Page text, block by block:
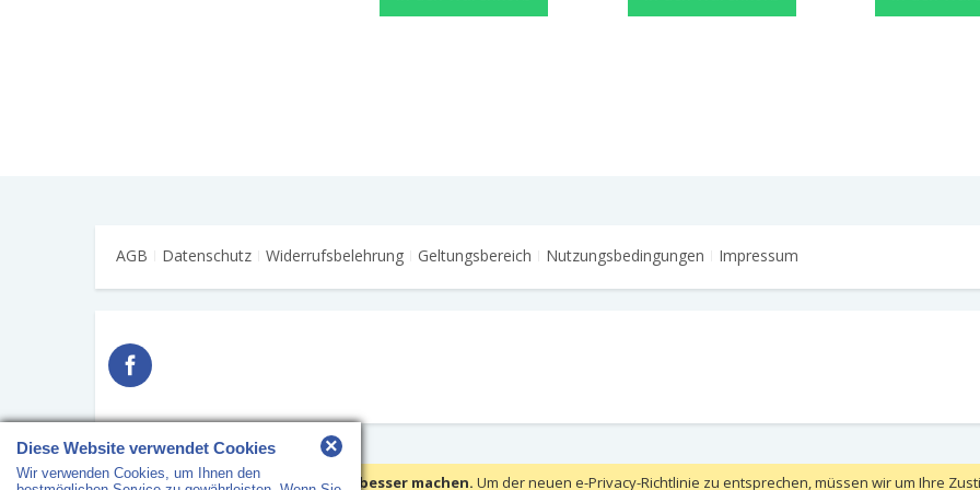
Wir verwenden Cookies, um Ihre Erfahrungen besser machen. Um der neuen e-Privacy-Richtlinie zu entsprechen, müssen wir um Ihre
AGB Datenschutz Widerrufsbelehrung Geltungsbereich Nutzungsbedingungen Impressum
Copyright © 2018 HS Arbeitsschutz · Alle Rechte vorbehalten
Diese Website verwendet Cookies
Wir verwenden Cookies, um Ihnen den
×